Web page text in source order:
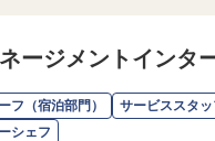
ージメントインタ
フ（宿泊部門） サービススタッ
シェフ